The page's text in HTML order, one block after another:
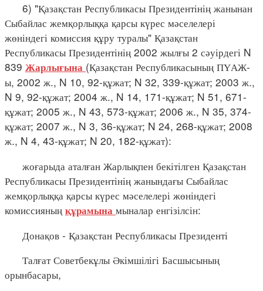
6) "Қазақстан Республикасы Президентінің жанынан
Сыбайлас жемқорлыққа қарсы күрес мәселелері
жөніндегі комиссия құру туралы" Қазақстан
Республикасы Президентінің 2002 жылғы 2 сәуірдегі N
839 Жарлығына (Қазақстан Республикасының ПҮАЖ-
ы, 2002 ж., N 10, 92-құжат; N 32, 339-құжат; 2003 ж.,
N 9, 92-құжат; 2004 ж., N 14, 171-құжат; N 51, 671-
құжат; 2005 ж., N 43, 573-құжат; 2006 ж., N 35, 374-
құжат; 2007 ж., N 3, 36-құжат; N 24, 268-құжат; 2008
ж., N 4, 43-құжат; N 20, 182-құжат):
жоғарыда аталған Жарлықпен бекітілген Қазақстан
Республикасы Президентінің жанындағы Сыбайлас
жемқорлыққа қарсы күрес мәселелері жөніндегі
комиссияның құрамына мыналар енгізілсін:
Донақов - Қазақстан Республикасы Президенті
Талғат Советбекұлы Әкімшілігі Басшысының
орынбасары,